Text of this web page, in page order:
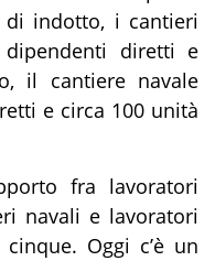
indotto, i cantieri
diretti e
il cantiere navale
e circa 100 unità
fra lavoratori
navali e lavoratori
Oggi c’è un